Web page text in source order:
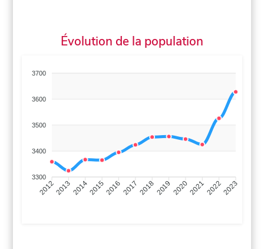
Évolution de la population
3700
3600
3500
3400
3300
201220132014201520162017 20182019 2020202120222023